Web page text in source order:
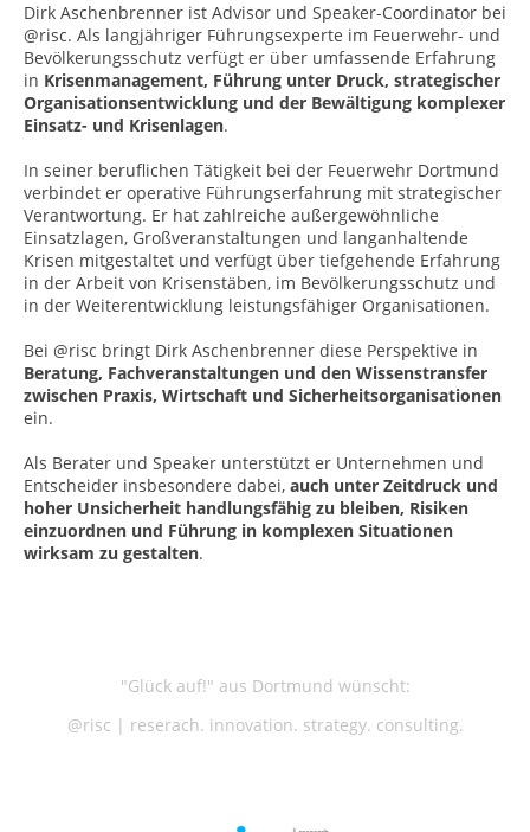
Dirk Aschenbrenner ist Advisor und Speaker-Coordinator bei
@risc. Als langjähriger Führungsexperte im Feuerwehr- und
Bevölkerungsschutz verfügt er über umfassende Erfahrung
in Krisenmanagement, Führung unter Druck, strategischer
Organisationsentwicklung und der Bewältigung komplexer
Einsatz- und Krisenlagen.
In seiner beruflichen Tätigkeit bei der Feuerwehr Dortmund
verbindet er operative Führungserfahrung mit strategischer
Verantwortung. Er hat zahlreiche außergewöhnliche
Einsatzlagen, Großveranstaltungen und langanhaltende
Krisen mitgestaltet und verfügt über tiefgehende Erfahrung
in der Arbeit von Krisenstäben, im Bevölkerungsschutz und
in der Weiterentwicklung leistungsfähiger Organisationen.
Bei @risc bringt Dirk Aschenbrenner diese Perspektive in
Beratung, Fachveranstaltungen und den Wissenstransfer
zwischen Praxis, Wirtschaft und Sicherheitsorganisationen
ein.
Als Berater und Speaker unterstützt er Unternehmen und
Entscheider insbesondere dabei, auch unter Zeitdruck und
hoher Unsicherheit handlungsfähig zu bleiben, Risiken
einzuordnen und Führung in komplexen Situationen
wirksam zu gestalten.
"Glück auf!" aus Dortmund wünscht:
@risc | reserach. innovation. strategy. consulting.